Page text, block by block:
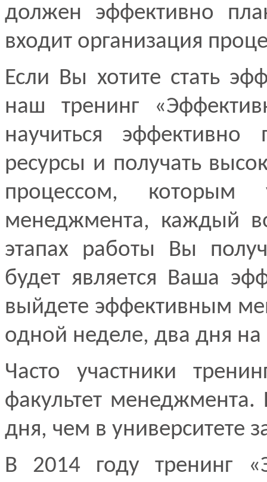
должен эффективно
входит организация
Если Вы хотите стать
наш тренинг
научиться эффективно
ресурсы и получать
процессом, которым
менеджмента, каждый
этапах работы Вы
будет является Ваша
выйдете эффективным
одной неделе, два дня
Часто участники
факультет
дня, чем в университете
В 2014 году тренинг